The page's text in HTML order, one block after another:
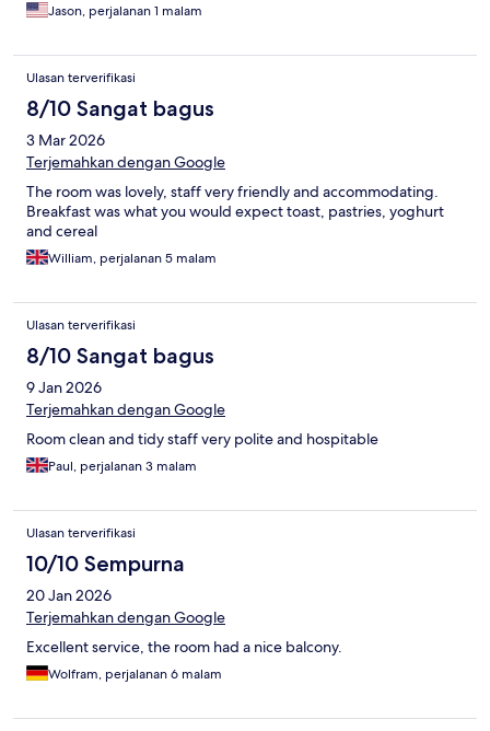
Jason, perjalanan 1 malam
Ulasan terverifikasi
8/10 Sangat bagus
3 Mar 2026
Terjemahkan dengan Google
The room was lovely, staff very friendly and accommodating.
Breakfast was what you would expect toast, pastries, yoghurt
and cereal
William, perjalanan 5 malam
Ulasan terverifikasi
8/10 Sangat bagus
9 Jan 2026
Terjemahkan dengan Google
Room clean and tidy staff very polite and hospitable
Paul, perjalanan 3 malam
Ulasan terverifikasi
10/10 Sempurna
20 Jan 2026
Terjemahkan dengan Google
Excellent service, the room had a nice balcony.
Wolfram, perjalanan 6 malam